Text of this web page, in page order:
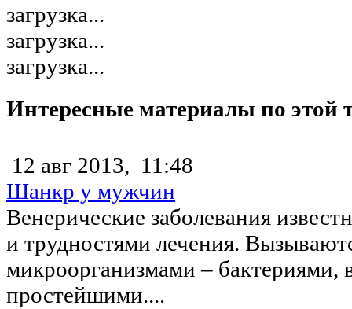
загрузка...
загрузка...
загрузка...
Интересные материалы по этой
12 авг 2013, 11:48
Шанкр у мужчин
Венерические заболевания
и трудностями лечения.
микроорганизмами – бактериями,
простейшими....